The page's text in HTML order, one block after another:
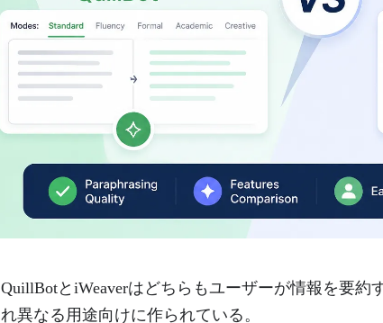
QuillBotとiWeaverはどちらもユーザーが情報を要約
れ異なる用途向けに作られている。